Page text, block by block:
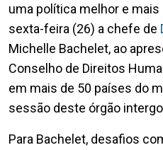
uma política melhor e
sexta-feira (26) a chefe de
Michelle Bachelet, ao
Conselho de Direitos
em mais de 50 países do
sessão deste órgão
Para Bachelet, desafios